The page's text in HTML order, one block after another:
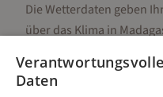
Die Wetterdaten geben
über das Klima in
regionalen
Daten